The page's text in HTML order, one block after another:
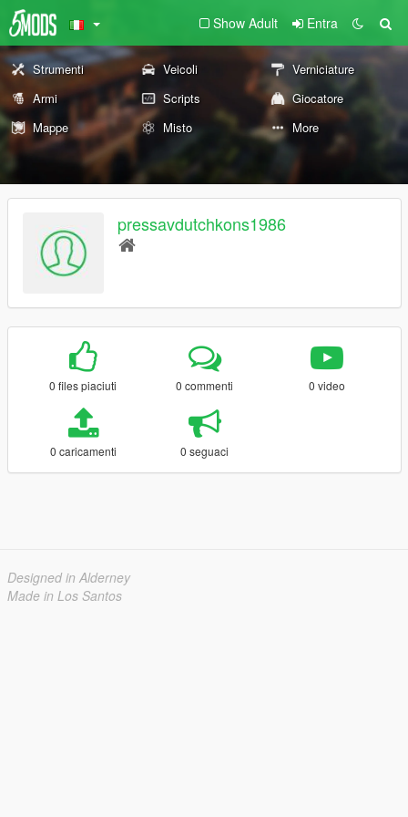
Show Adult Entra
Strumenti Veicoli
Verniciature
Armi
Scripts
Giocatore
Mappe
Misto More
pressavdutchkons1986
0 files piaciuti 0 commenti 0 video
0 caricamenti 0 seguaci
Designed in Alderney
Made in Los Santos